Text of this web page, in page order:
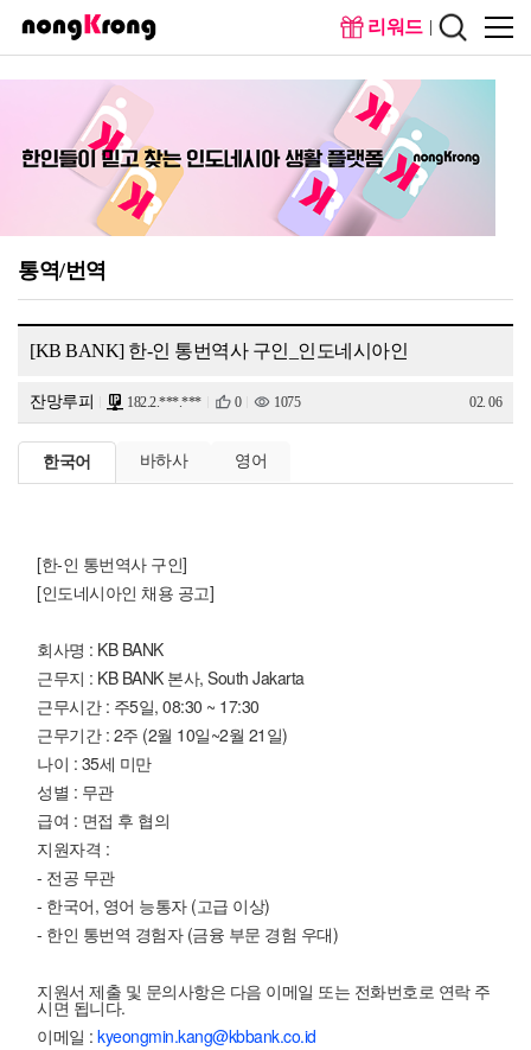
리워드
통역/번역
[KB BANK] 한-인 통번역사 구인_인도네시아인
잔망루피 182.2.***.*** 0 1075 02. 06
한국어 바하사 영어
[한-인 통번역사 구인]
[인도네시아인 채용 공고]
회사명 : KB BANK
근무지 : KB BANK 본사, South Jakarta
근무시간 : 주5일, 08:30 ~ 17:30
근무기간 : 2주 (2월 10일~2월 21일)
나이 : 35세 미만
성별 : 무관
급여 : 면접 후 협의
지원자격 :
- 전공 무관
- 한국어, 영어 능통자 (고급 이상)
- 한인 통번역 경험자 (금융 부문 경험 우대)
지원서 제출 및 문의사항은 다음 이메일 또는 전화번호로 연락 주
시면 됩니다.
이메일 : kyeongmin.kang@kbbank.co.id
메인화
면